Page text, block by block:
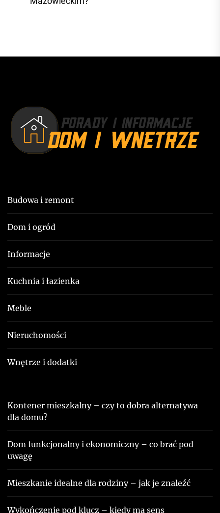
a
s
u
t
Budowa i remont
Dom i ogród
Informacje
Kuchnia i łazienka
Meble
Nieruchomości
Wnętrze i dodatki
Kontener mieszkalny – czy to dobra alternatywa
dla domu?
Dom funkcjonalny i ekonomiczny – co brać pod
uwagę
Mieszkanie idealne dla rodziny – jak je znaleźć
Wykończenie pod klucz – kiedy ma sens